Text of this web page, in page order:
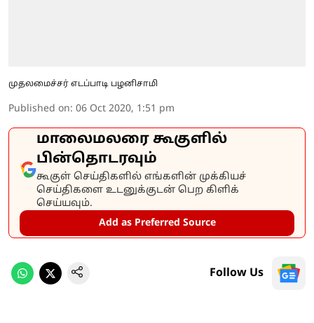
முதலமைச்சர் எடப்பாடி பழனிசாமி
Published on: 06 Oct 2020, 1:51 pm
மாலைமலரை கூகுளில்
பின்தொடரவும்
கூகுள் செய்திகளில் எங்களின் முக்கியச்
செய்திகளை உடனுக்குடன் பெற கிளிக்
செய்யவும்.
Add as Preferred Source
Follow Us